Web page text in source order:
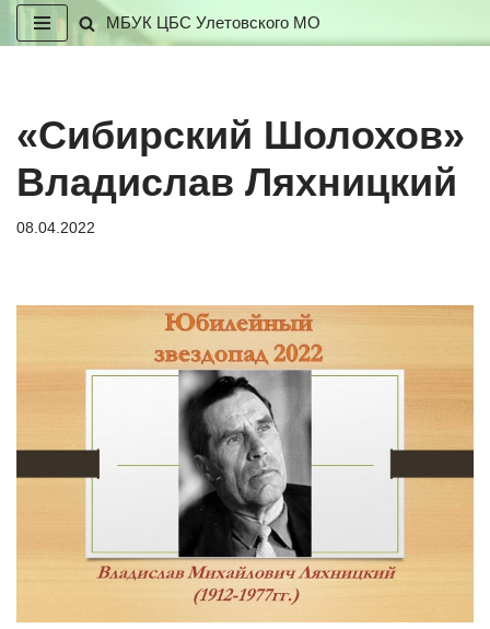
МБУК ЦБС Улетовского МО
«Сибирский Шолохов»
Владислав Ляхницкий
08.04.2022